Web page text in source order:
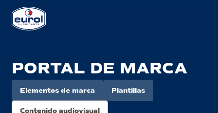
PORTAL DE MARCA
Elementos de marca Plantillas
Contenido audiovisual